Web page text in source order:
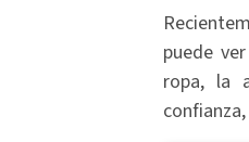
puede
ropa, la